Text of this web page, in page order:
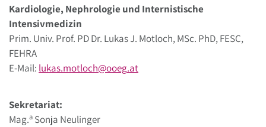
Kardiologie, Nephrologie und Internistische
Intensivmedizin
Prim. Univ. Prof. PD Dr. Lukas J. Motloch, MSc. PhD, FESC,
FEHRA
E-Mail: lukas.motloch@ooeg.at
Sekretariat:
Mag.a Sonja Neulinger